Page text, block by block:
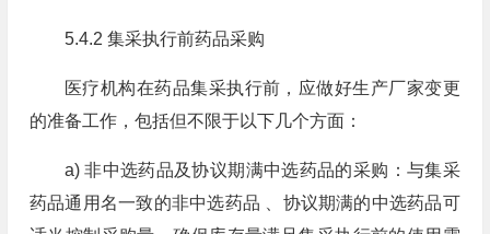
5.4.2 集采执行前药品采购
医疗机构在药品集采执行前，应做好生产厂家变更
的准备工作，包括但不限于以下几个方面：
a) 非中选药品及协议期满中选药品的采购：与集采
药品通用名一致的非中选药品 、协议期满的中选药品可